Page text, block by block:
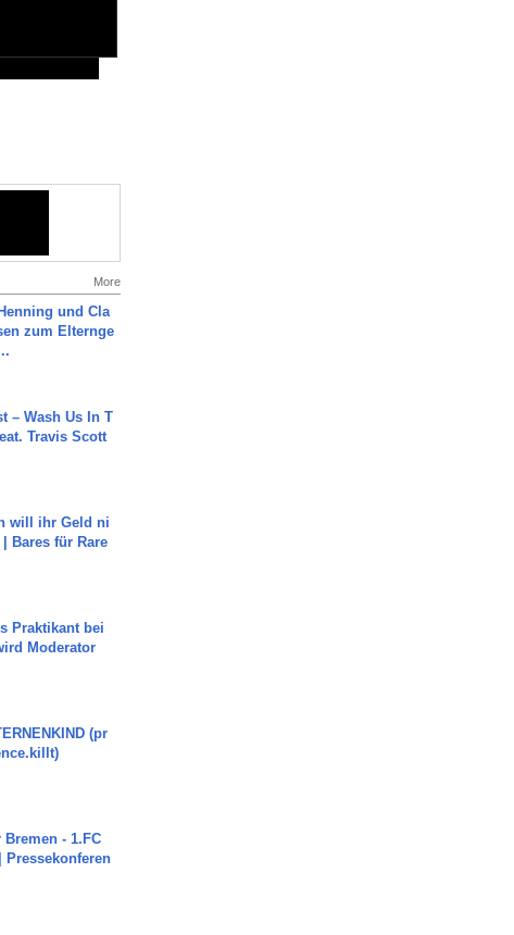
More
und Cla
zum Elternge
– Wash Us In T
Travis Scott
will ihr Geld ni
Bares für Rare
Praktikant bei
Moderator
(pr
Bremen - 1.FC
Pressekonferen